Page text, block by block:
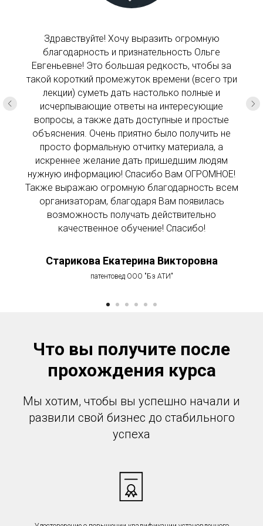
Благодарю Ольгу Евгеньевну за информативные и
в то же время очень доступные для понимания
лекции по проведению патентных исследований.
Получила большую порцию новых знаний,
которые можно сразу применить в работе
патентоведа. Вся информация была
структурирована, изобиловала примерами из
жизни, что облегчило усвоение материала. Все
вопросы слушателей также нашли ответ. С
удовольствием приду и на другие лекции Ольги
Евгеньевны.
Белик Анна Вадимовна
инженер АО "КБ "Луч"
Здравствуйте! Хочу выразить огромную
благодарность и признательность Ольге
Евгеньевне! Это большая редкость, чтобы за
такой короткий промежуток времени (всего три
лекции) суметь дать настолько полные и
исчерпывающие ответы на интересующие
вопросы, а также дать доступные и простые
объяснения. Очень приятно было получить не
просто формальную отчитку материала, а
искреннее желание дать пришедшим людям
нужную информацию! Спасибо Вам ОГРОМНОЕ!
Также выражаю огромную благодарность всем
организаторам, благодаря Вам появилась
возможность получать действительно
качественное обучение! Спасибо!
Старикова Екатерина Викторовна
патентовед ООО "Бз АТИ"
прохождения курса
Мы хотим, чтобы вы успешно начали и
успеха
Удостоверение о повышении квалификации установленного